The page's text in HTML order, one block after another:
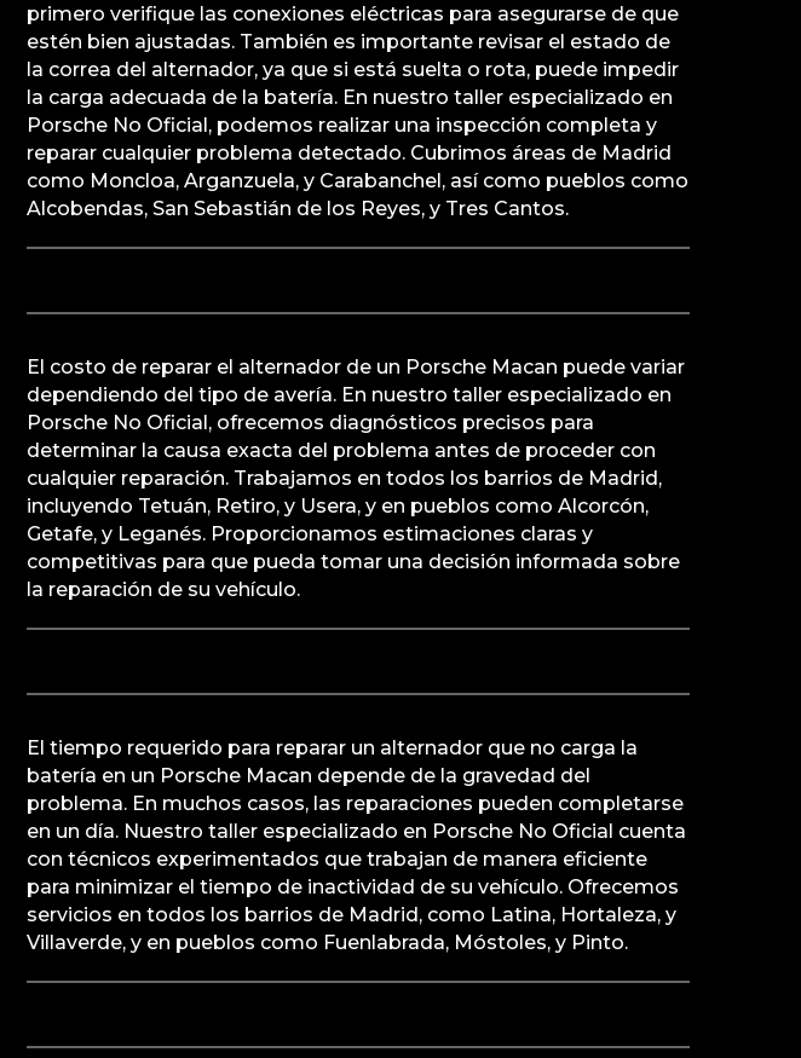
primero verifique las conexiones eléctricas para asegurarse de que
estén bien ajustadas. También es importante revisar el estado de
la correa del alternador, ya que si está suelta o rota, puede impedir
la carga adecuada de la batería. En nuestro taller especializado en
Porsche No Oficial, podemos realizar una inspección completa y
reparar cualquier problema detectado. Cubrimos áreas de Madrid
como Moncloa, Arganzuela, y Carabanchel, así como pueblos como
Alcobendas, San Sebastián de los Reyes, y Tres Cantos.
El costo de reparar el alternador de un Porsche Macan puede variar
dependiendo del tipo de avería. En nuestro taller especializado en
Porsche No Oficial, ofrecemos diagnósticos precisos para
determinar la causa exacta del problema antes de proceder con
cualquier reparación. Trabajamos en todos los barrios de Madrid,
incluyendo Tetuán, Retiro, y Usera, y en pueblos como Alcorcón,
Getafe, y Leganés. Proporcionamos estimaciones claras y
competitivas para que pueda tomar una decisión informada sobre
la reparación de su vehículo.
El tiempo requerido para reparar un alternador que no carga la
batería en un Porsche Macan depende de la gravedad del
problema. En muchos casos, las reparaciones pueden completarse
en un día. Nuestro taller especializado en Porsche No Oficial cuenta
con técnicos experimentados que trabajan de manera eficiente
para minimizar el tiempo de inactividad de su vehículo. Ofrecemos
servicios en todos los barrios de Madrid, como Latina, Hortaleza, y
Villaverde, y en pueblos como Fuenlabrada, Móstoles, y Pinto.